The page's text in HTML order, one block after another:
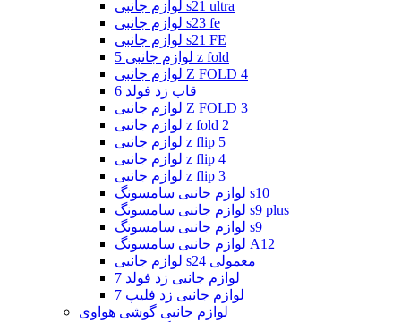
لوازم جانبی s21 ultra
لوازم جانبی s23 fe
لوازم جانبی s21 FE
لوازم جانبی 5 z fold
لوازم جانبی Z FOLD 4
قاب زد فولد 6
لوازم جانبی Z FOLD 3
لوازم جانبی z fold 2
لوازم جانبی z flip 5
لوازم جانبی z flip 4
لوازم جانبی z flip 3
لوازم جانبی سامسونگ s10
لوازم جانبی سامسونگ s9 plus
لوازم جانبی سامسونگ s9
لوازم جانبی سامسونگ A12
لوازم جانبی s24 معمولی
لوازم جانبی زد فولد 7
لوازم جانبی زد فلیپ 7
لوازم جانبی گوشی هواوی